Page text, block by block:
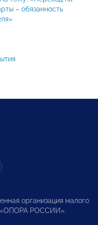
– обязанность
организация малого
«ОПОРА РОССИИ».